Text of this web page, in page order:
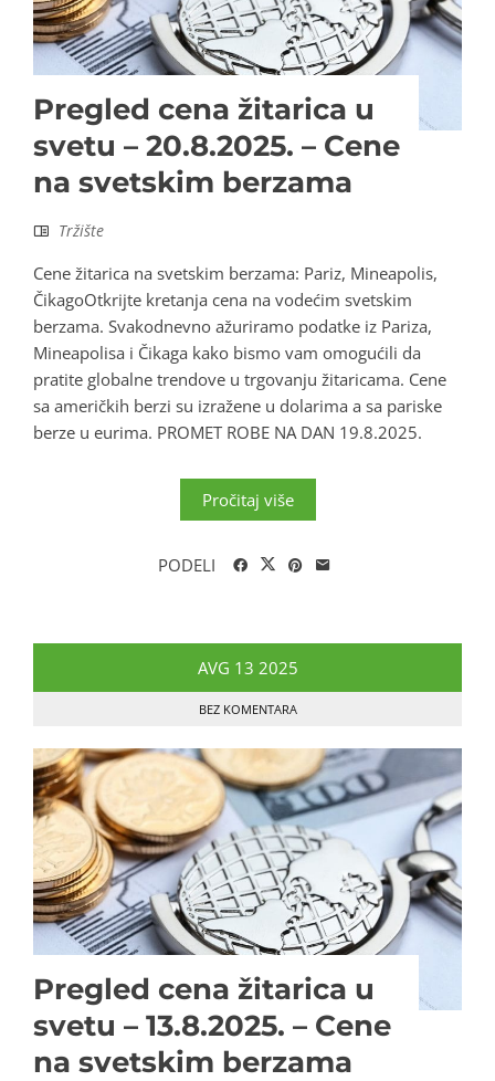
Pregled cena žitarica u
svetu – 20.8.2025. – Cene
na svetskim berzama
Tržište
Cene žitarica na svetskim berzama: Pariz, Mineapolis,
ČikagoOtkrijte kretanja cena na vodećim svetskim
berzama. Svakodnevno ažuriramo podatke iz Pariza,
Mineapolisa i Čikaga kako bismo vam omogućili da
pratite globalne trendove u trgovanju žitaricama. Cene
sa američkih berzi su izražene u dolarima a sa pariske
berze u eurima. PROMET ROBE NA DAN 19.8.2025.
Pročitaj više
PODELI
AVG 13 2025
BEZ KOMENTARA
Pregled cena žitarica u
svetu – 13.8.2025. – Cene
na svetskim berzama